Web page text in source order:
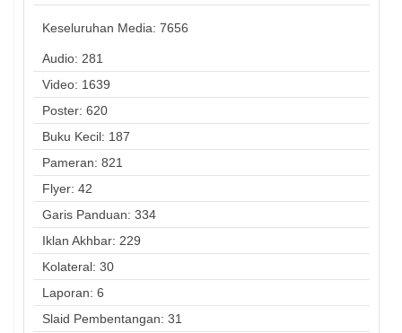
Keseluruhan Media: 7656
Audio: 281
Video: 1639
Poster: 620
Buku Kecil: 187
Pameran: 821
Flyer: 42
Garis Panduan: 334
Iklan Akhbar: 229
Kolateral: 30
Laporan: 6
Slaid Pembentangan: 31